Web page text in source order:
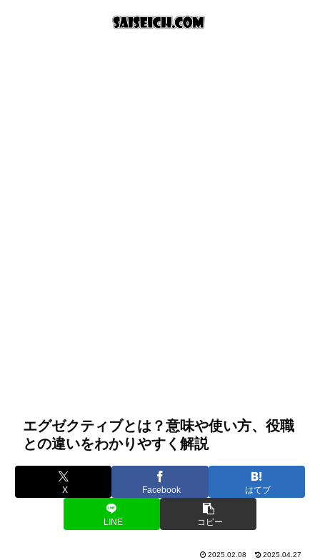
エグゼクティブとは？意味や使い方、役職
との違いをわかりやすく解説
X Facebook はてブ
LINE コピー
2025.02.08 2025.04.27